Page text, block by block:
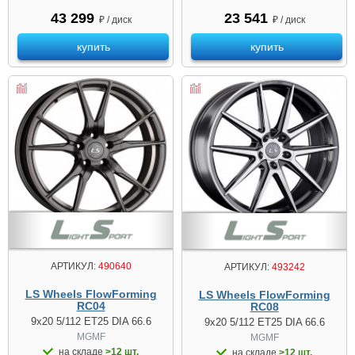
43 299 ₽ / диск
купить
23 541 ₽ / диск
купить
АРТИКУЛ:490640
LS Wheels FlowForming
RC04
9x20 5/112 ET25 DIA 66.6
MGMF
на складе >12 шт.
АРТИКУЛ:493242
LS Wheels FlowForming
RC08
9x20 5/112 ET25 DIA 66.6
MGMF